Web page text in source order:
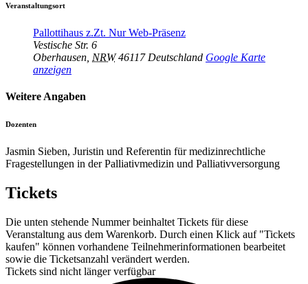
Veranstaltungsort
Pallottihaus z.Zt. Nur Web-Präsenz
Vestische Str. 6
Oberhausen NRW 46117 Deutschland Google Karte
anzeigen
Weitere Angaben
Dozenten
Jasmin Sieben, Juristin und Referentin für medizinrechtliche
Fragestellungen in der Palliativmedizin und Palliativversorgung
Tickets
Die unten stehende Nummer beinhaltet Tickets für diese
Veranstaltung aus dem Warenkorb. Durch einen Klick auf "Tickets
kaufen" können vorhandene Teilnehmerinformationen bearbeitet
sowie die Ticketsanzahl verändert werden.
Tickets sind nicht länger verfügbar